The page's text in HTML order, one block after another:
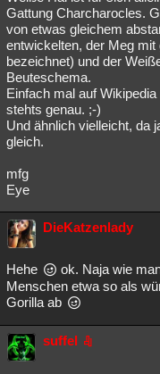
Gattung Charcharocles.
von etwas gleichem
entwickelten, der Meg
bezeichnet) und der
Beuteschema.
Einfach mal auf
stehts genau. ;-)
Und ähnlich vielleicht, da
gleich.
mfg
Eye
DieKatzenlady
Hehe
ok. Naja wie
Menschen etwa so als
Gorilla ab
suffel